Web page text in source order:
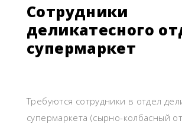
Сотрудники
деликатесного
супермаркет
Требуются сотрудники в отдел
супермаркета (сырно-колбасный